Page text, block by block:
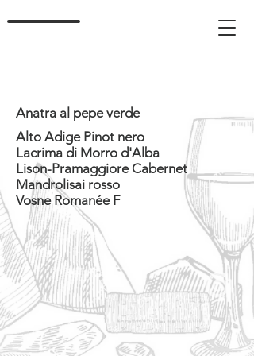
Anatra al pepe verde
Alto Adige Pinot nero
Lacrima di Morro d'Alba
Lison-Pramaggiore Cabernet
Mandrolisai rosso
Vosne Romanée F